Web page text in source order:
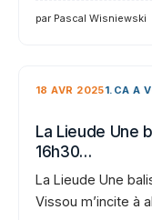
par Pascal Wisniewski
18 AVR 20251.CA A
La Lieude Une
16h30…
La Lieude Une
Vissou m’incite à